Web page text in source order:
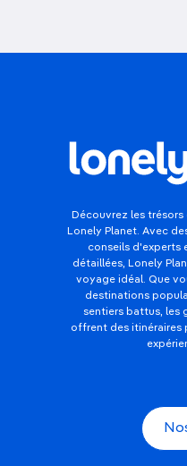
Découvrez les
Lonely Planet. Avec
conseils d'experts
détaillées, Lonely
voyage idéal. Que
destinations
sentiers battus, les
offrent des itinéraires